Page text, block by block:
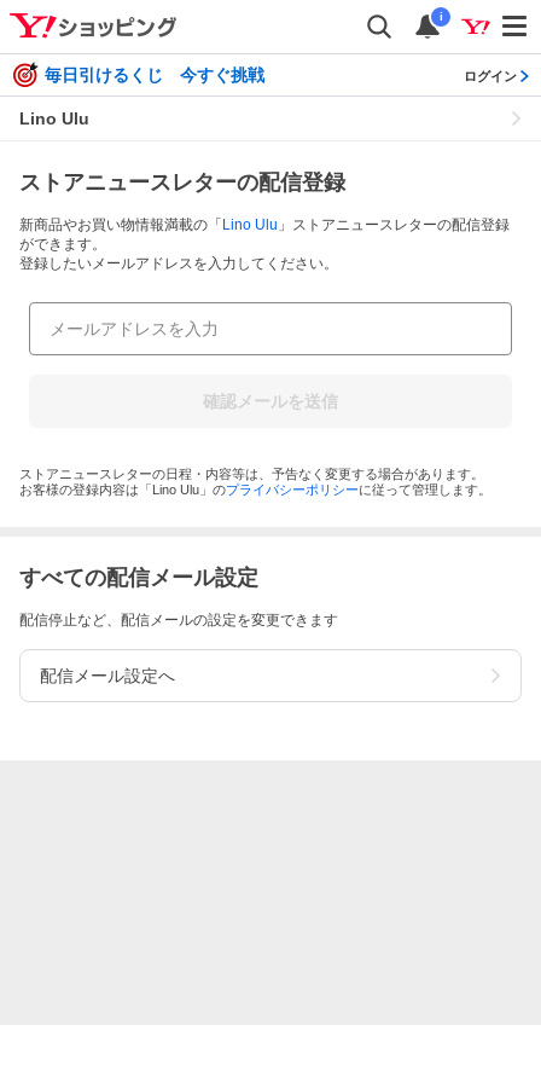
i
毎日引けるくじ 今すぐ挑戦 ログイン
Lino Ulu
ストアニュースレターの配信登録
新商品やお買い物情報満載の「 Lino Ulu 」ストアニュースレターの配信登録
ができます。
登録したいメールアドレスを入力してください。
確認メールを送信
ストアニュースレターの日程・内容等は、予告なく変更する場合があります。
お客様の登録内容は「Lino Ulu 」のプライバシーポリシーに従って管理します。
すべての配信メール設定
配信停止など、配信メールの設定を変更できます
配信メール設定へ